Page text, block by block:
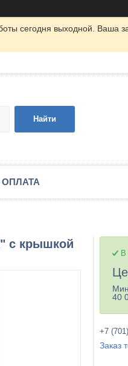
сегодня выходной. Ваша
Найти
с крышкой
В
40
+7
Заказ